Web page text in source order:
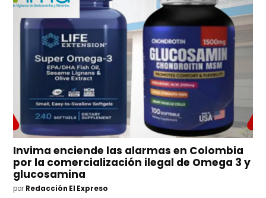
Invima enciende las alarmas en Colombia
por la comercialización ilegal de Omega 3 y
glucosamina
por Redacción El Expreso